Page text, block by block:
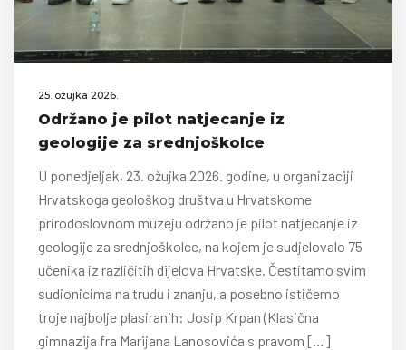
25. ožujka 2026.
Održano je pilot natjecanje iz
geologije za srednjoškolce
U ponedjeljak, 23. ožujka 2026. godine, u organizaciji
Hrvatskoga geološkog društva u Hrvatskome
prirodoslovnom muzeju održano je pilot natjecanje iz
geologije za srednjoškolce, na kojem je sudjelovalo 75
učenika iz različitih dijelova Hrvatske. Čestitamo svim
sudionicima na trudu i znanju, a posebno ističemo
troje najbolje plasiranih: Josip Krpan (Klasična
gimnazija fra Marijana Lanosovića s pravom […]